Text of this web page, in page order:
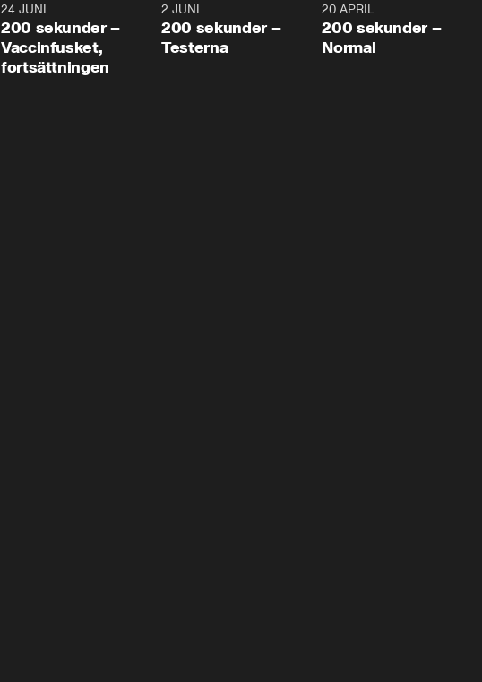
5:00
24 JUNI
200 sekunder –
Vaccinfusket,
fortsättningen
4:23
2 JUNI
200 sekunder –
Testerna
20 APRIL
200 sekunder –
Normal